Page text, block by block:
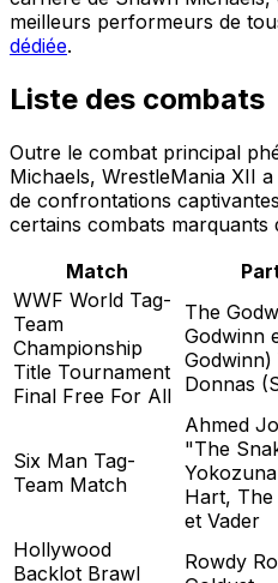
meilleurs performeurs de
dédiée.
Liste des combats
Outre le combat principal
Michaels, WrestleMania XII
de confrontations
certains combats marquants
Match
WWF World Tag-
Team
Championship
Title Tournament
Final Free For All
The
Godwinn
Godwinn)
Donnas
Six Man Tag-
Team Match
Ahmed
"The
Hart, The
et Vader
Hollywood
Backlot Brawl
Rowdy